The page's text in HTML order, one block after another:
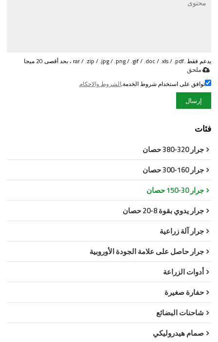
يدعم فقط .rar / .zip / .jpg / .png / .gif / .doc / .xls / .pdf ، بحد أقصى 20 ميجا
ملحق
توافق على استخدام شروط الخدمة,الشروط والاحكام
إرسال
فئات
جرار 320-380 حصان
جرار 160-300 حصان
جرار 30-150 حصان
جرار يدوي بقوة 8-20 حصان
جرار آلة زراعية
جرار حاصل على علامة الجودة الأوروبية
أدوات الزراعة
حفارة صغيرة
شاحنات البضائع
صمام هيدروليكي